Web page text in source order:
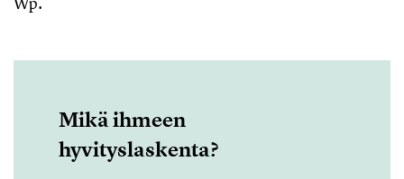
Mikä ihmeen
hyvityslaskenta?